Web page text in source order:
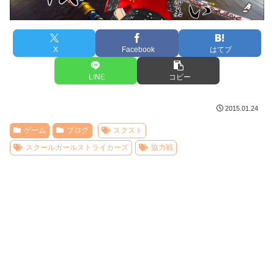
X Facebook はてブ
LINE コピー
2015.01.24
ゲーム ブログ
スクスト
スクールガールストライカーズ
協力戦